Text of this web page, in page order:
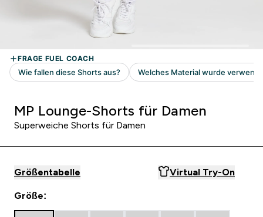
MP Lounge-Shorts für Damen
Superweiche Shorts für Damen
Größentabelle Virtual Try-On
Größe: